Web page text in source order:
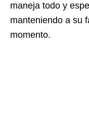
maneja todo y
manteniendo a su
momento.